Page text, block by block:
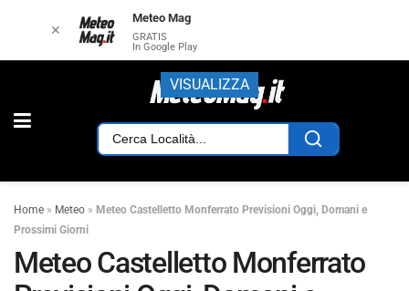
Home » Meteo » Meteo Castelletto Monferrato Previsioni Oggi, Domani e
Prossimi Giorni
Meteo Castelletto Monferrato
✕
Meteo Mag
GRATIS
In Google Play
VISUALIZZA